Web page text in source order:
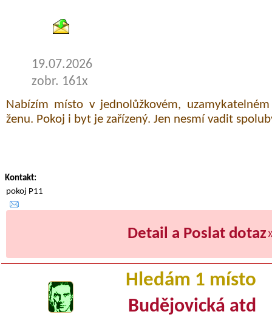
19.07.2026
zobr. 161x
Nabízím místo v jednolůžkovém,
ženu. Pokoj i byt je zařízený. Jen nesmí vadit
Kontakt:
pokoj P11
Detail a Poslat dotaz
Hledám 1 místo
Budějovická atd